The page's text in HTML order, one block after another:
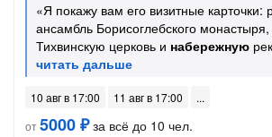
«Я покажу вам его визитные карточки:
ансамбль Борисоглебского
Тихвинскую церковь и набережную
10 авг в 17:00
11 авг в 17:00
от5000 ₽за всё до 10 чел.